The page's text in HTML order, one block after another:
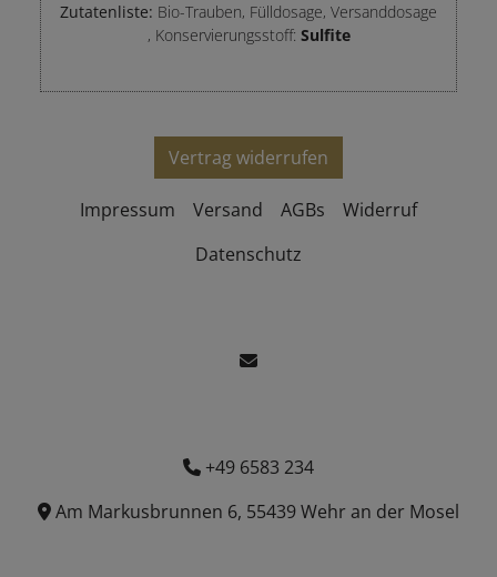
Zutatenliste: Bio-Trauben, Fülldosage, Versanddosage
, Konservierungsstoff: Sulfite
Vertrag widerrufen
Impressum Versand AGBs
Widerruf
Datenschutz
+49 6583 234
Am Markusbrunnen 6, 55439 Wehr an der Mosel